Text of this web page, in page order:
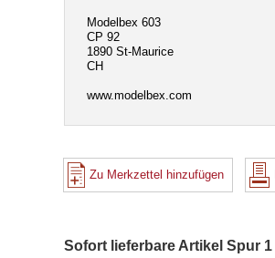
Modelbex 603
CP 92
1890 St-Maurice
CH
www.modelbex.com
Zu Merkzettel hinzufügen
Sofort lieferbare Artikel Spur 1